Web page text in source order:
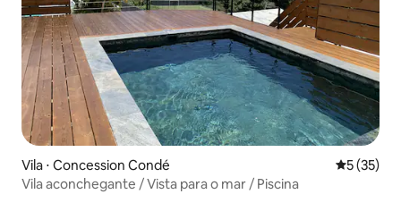
Vila ⋅ Concession Condé 5 de uma
5 (35)
Vila aconchegante / Vista para o mar / Piscina